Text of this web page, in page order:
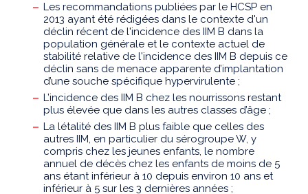
Les recommandations publiées par le HCSP en
2013 ayant été rédigées dans le contexte d'un
déclin récent de l'incidence des IIM B dans la
population générale et le contexte actuel de
stabilité relative de l'incidence des IIM B depuis ce
déclin sans de menace apparente d’implantation
d’une souche spécifique hypervirulente ;
L’incidence des IIM B chez les nourrissons restant
plus élevée que dans les autres classes d’âge ;
La létalité des IIM B plus faible que celles des
autres IIM, en particulier du sérogroupe W, y
compris chez les jeunes enfants, le nombre
annuel de décès chez les enfants de moins de 5
ans étant inférieur à 10 depuis environ 10 ans et
inférieur à 5 sur les 3 dernières années ;